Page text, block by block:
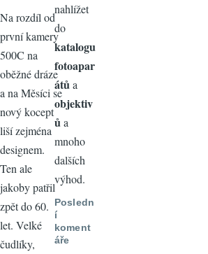
Na rozdíl od
první kamery
500C na
oběžné dráze
a na Měsíci se
nový kocept
liší zejména
designem.
Ten ale
jakoby patřil
zpět do 60.
let. Velké
čudlíky,
nahlížet
do
katalogu
fotoapar
átů a
objektiv
ů a
mnoho
dalších
výhod.
Posledn
í
koment
áře